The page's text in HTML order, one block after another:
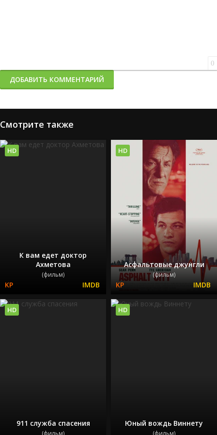
0
ДОБАВИТЬ КОММЕНТАРИЙ
Смотрите также
К вам едет доктор
Ахметова
(фильм)
HD
Асфальтовые джунгли
(фильм)
HD
911 служба спасения
(фильм)
HD
Юный вождь Виннету
(фильм)
HD